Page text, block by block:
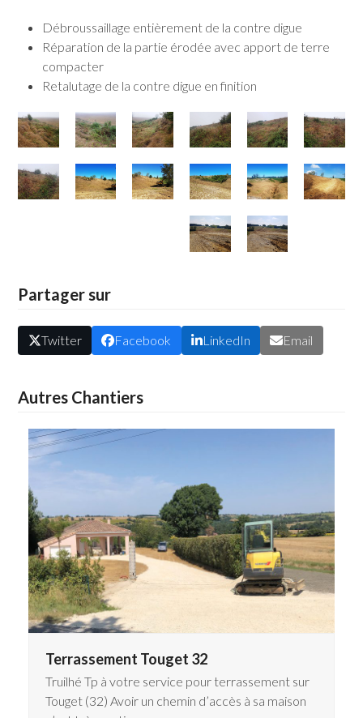
Débroussaillage entièrement de la contre digue
Réparation de la partie érodée avec apport de terre
compacter
Retalutage de la contre digue en finition
Partager sur
Twitter Facebook LinkedIn Email
Autres Chantiers
Terrassement Touget 32
Truilhé Tp à votre service pour terrassement sur
Touget (32) Avoir un chemin d’accès à sa maison